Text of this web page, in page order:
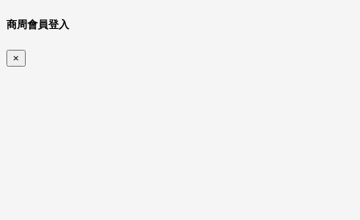
商周會員登入
×